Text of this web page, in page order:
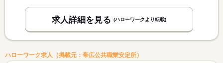
求人詳細を見る (ハローワークより転載)
ハローワーク求人（掲載元：帯広公共職業安定所）